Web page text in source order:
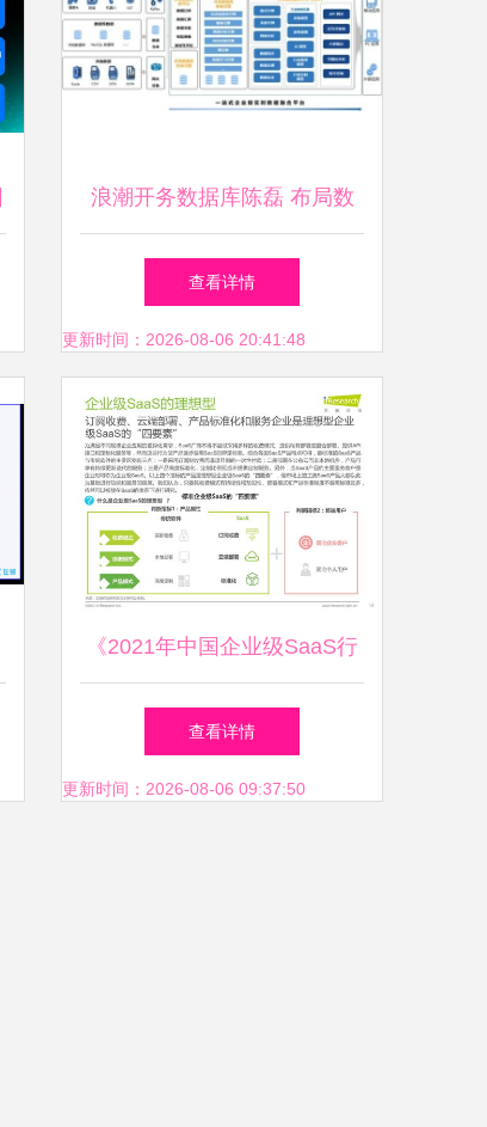
浪潮开务数据库陈磊 布局数
字能源，创新助力“双碳”与工
业互联网数据服务
查看详情
更新时间：2026-08-06 20:41:48
《2021年中国企业级SaaS行
业研究报告 解析互联网数据
服务的增长密码》
查看详情
更新时间：2026-08-06 09:37:50